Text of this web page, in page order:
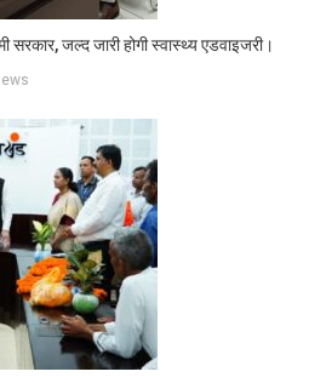
सरकार, जल्द जारी होगी स्वास्थ्य एडवाइजरी।